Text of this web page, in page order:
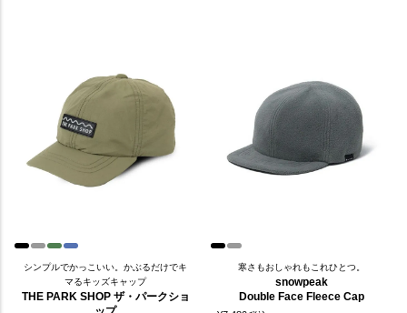
シンプルでかっこいい。かぶるだけでキ
マるキッズキャップ
THE PARK SHOP ザ・パークショ
寒さもおしゃれもこれひとつ。
snowpeak
Double Face Fleece Cap